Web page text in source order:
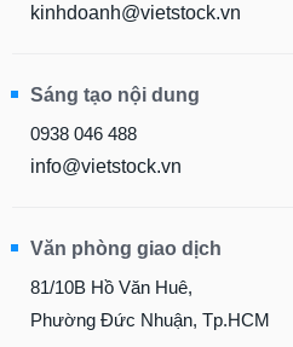
kinhdoanh@vietstock.vn
Sáng tạo nội dung
0938 046 488
info@vietstock.vn
Văn phòng giao dịch
81/10B Hồ Văn Huê,
Phường Đức Nhuận, Tp.HCM